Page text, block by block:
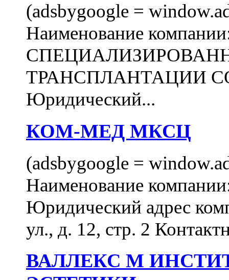
(adsbygoogle =
Наименование
ТРАНСПЛАНТАЦИИ
Юридический...
КОМ-МЕД МКСЦ
(adsbygoogle =
Наименование
Юридический адрес
ул., д. 12, стр. 2
ВАЛЛЕКС М